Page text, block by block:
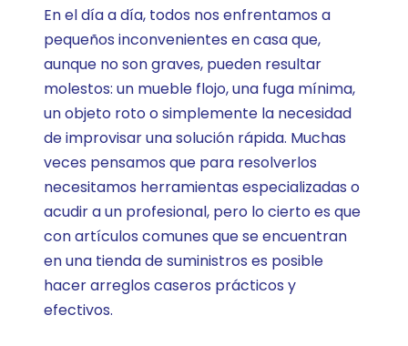
En el día a día, todos nos enfrentamos a
pequeños inconvenientes en casa que,
aunque no son graves, pueden resultar
molestos: un mueble flojo, una fuga mínima,
un objeto roto o simplemente la necesidad
de improvisar una solución rápida. Muchas
veces pensamos que para resolverlos
necesitamos herramientas especializadas o
acudir a un profesional, pero lo cierto es que
con artículos comunes que se encuentran
en una tienda de suministros es posible
hacer arreglos caseros prácticos y
efectivos.